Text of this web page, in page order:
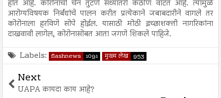
होत आहे. कोरोनाची चेन तुटणे सध्यातरी कठीण वाटत आहे. त्यामुळे
आरोग्यविषयक निर्बंधांचे पालन करीत प्रत्येकाने जबाबदारीने वागले तर
कोरोनाला हरविणे सोपे होईल. यासाठी मोठी इच्छाशक्ती नागरिकांना
दाखवावी लागेल, कोरोनासोबत आता जगणे शिकले पाहिजे.
Labels: flashnews 1091 मुख्य लेख 953
Next
UAPA कायदा काय आहे?